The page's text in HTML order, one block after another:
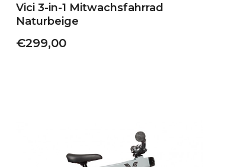
Vici 3-in-1 Mitwachsfahrrad
Naturbeige
€299,00